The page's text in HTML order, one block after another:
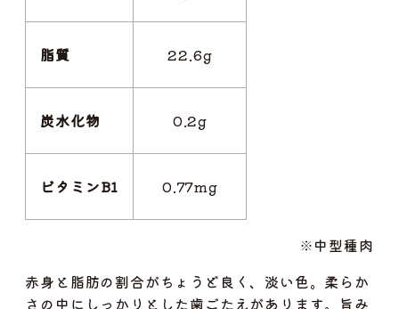
脂質 22.6g
炭水化物 0.2g
ビタミンB1 0.77mg
※中型種肉
赤身と脂肪の割合がちょうど良く、淡い色。柔らか
さの中にしっかりとした歯ごたえがあります。旨み